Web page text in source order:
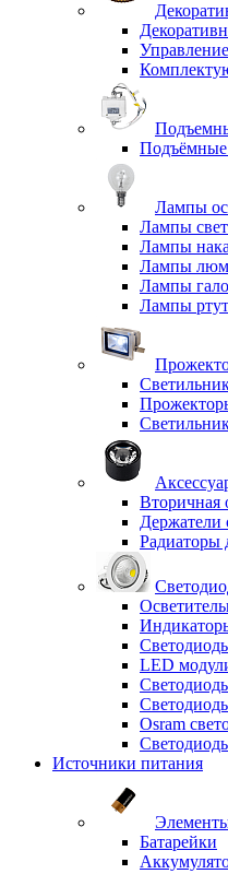
Подъёмные
Лампы
Лампы
Лампы
Лампы
Лампы
Лампы
Вторичная
Держатели
Радиаторы
LED
Osram
Источники питания
Батарейки